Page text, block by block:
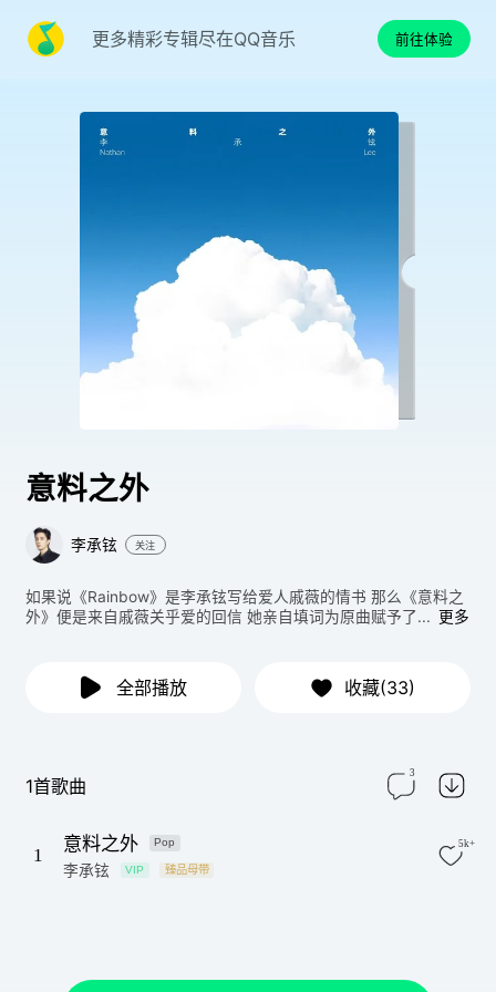
更多精彩专辑尽在QQ音乐 前往体验
意料之外
李承铉 关注
如果说《Rainbow》是李承铉写给爱人戚薇的情书 那么《意料之
外》便是来自戚薇关乎爱的回信 她亲自填词为原曲赋予了... 更多
全部播放 收藏(33)
1首歌曲
3
1
意料之外 Pop
李承铉 VIP 臻品母带
5k+